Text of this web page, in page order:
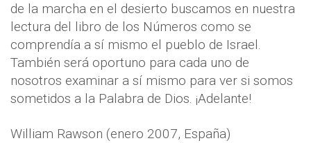
de la marcha en el desierto buscamos en nuestra
lectura del libro de los Números como se
comprendía a sí mismo el pueblo de Israel.
También será oportuno para cada uno de
nosotros examinar a sí mismo para ver si somos
sometidos a la Palabra de Dios. ¡Adelante!
William Rawson (enero 2007, España)